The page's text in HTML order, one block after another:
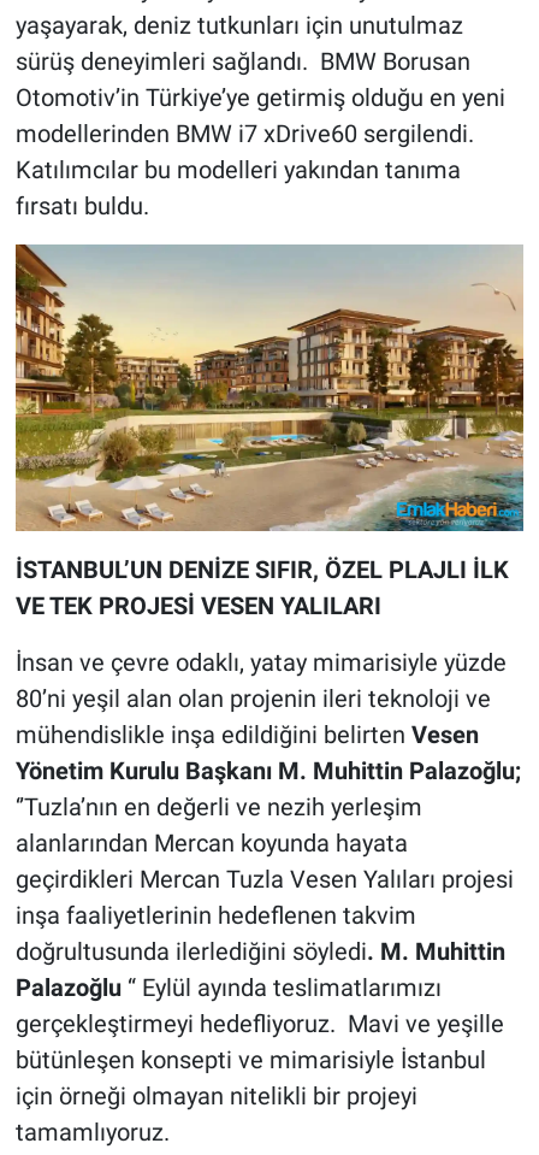
yaşayarak, deniz tutkunları için unutulmaz
sürüş deneyimleri sağlandı. BMW Borusan
Otomotiv’in Türkiye’ye getirmiş olduğu en yeni
modellerinden BMW i7 xDrive60 sergilendi.
Katılımcılar bu modelleri yakından tanıma
fırsatı buldu.
İSTANBUL’UN DENİZE SIFIR, ÖZEL PLAJLI İLK
VE TEK PROJESİ VESEN YALILARI
İnsan ve çevre odaklı, yatay mimarisiyle yüzde
80’ni yeşil alan olan projenin ileri teknoloji ve
mühendislikle inşa edildiğini belirten Vesen
Yönetim Kurulu Başkanı M. Muhittin Palazoğlu;
‘’Tuzla’nın en değerli ve nezih yerleşim
alanlarından Mercan koyunda hayata
geçirdikleri Mercan Tuzla Vesen Yalıları projesi
inşa faaliyetlerinin hedeflenen takvim
doğrultusunda ilerlediğini söyledi. M. Muhittin
Palazoğlu“ Eylül ayında teslimatlarımızı
gerçekleştirmeyi hedefliyoruz. Mavi ve yeşille
bütünleşen konsepti ve mimarisiyle İstanbul
için örneği olmayan nitelikli bir projeyi
tamamlıyoruz.